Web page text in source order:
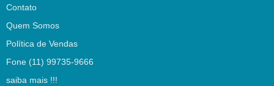
Contato
Quem Somos
Política de Vendas
Fone (11) 99735-9666
saiba mais !!!